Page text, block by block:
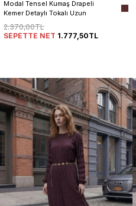
Modal Tensel Kumaş Drapeli
Kemer Detaylı Tokalı Uzun
Elbise Kadın
2.370,00TL
SEPETTE NET 1.777,50TL